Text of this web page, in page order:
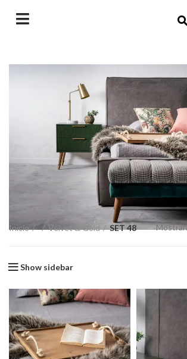
Inicio Velvet & Gold SET 48
Show sidebar